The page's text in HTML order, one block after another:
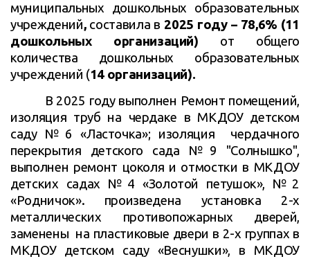
муниципальных дошкольных образовательных
учреждений, составила в2025 году – 78,6% (11
дошкольных организаций) от общего
количества дошкольных образовательных
учреждений (14 организаций).
В 2025 году выполнен Ремонт помещений,
изоляция труб на чердаке в МКДОУ детском
саду №6 «Ласточка»; изоляция чердачного
перекрытия детского сада №9 "Солнышко",
выполнен ремонт цоколя и отмостки в МКДОУ
детских садах №4 «Золотой петушок», №2
«Родничок». произведена установка 2-х
металлических противопожарных дверей,
заменены на пластиковые двери в 2-х группах в
МКДОУ детском саду «Веснушки», в МКДОУ